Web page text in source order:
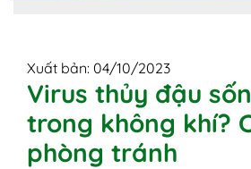
Xuất bản: 04/10/2023
Virus thủy đậu
trong không khí?
phòng tránh